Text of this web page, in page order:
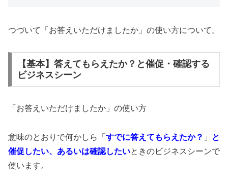
つづいて「お答えいただけましたか」の使い方について。
【基本】答えてもらえたか？と催促・確認する
ビジネスシーン
「お答えいただけましたか」の使い方
意味のとおりで何かしら「 すでに答えてもらえたか？ 」
と
催促したい、あるいは確認したいときのビジネスシーンで
使います。